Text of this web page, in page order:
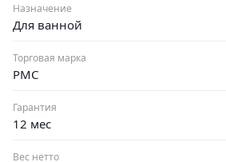
Назначение
Для ванной
Торговая марка
РМС
Гарантия
12 мес
Вес нетто